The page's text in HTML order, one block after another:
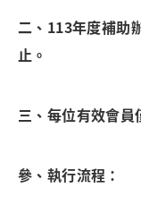
二、113年度補助
止。
三、每位有效會員
參、執行流程：